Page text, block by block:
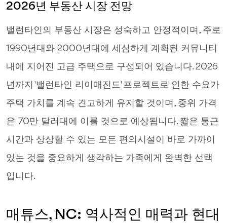
2026년 부동산 시장 전망
밸런타인의 부동산 시장은 성숙하고 안정적이며, 주로
1990년대와 2000년대에 세심하게 계획된 커뮤니티
내에 지어진 고급 주택으로 구성되어 있습니다. 2026
년까지 '밸런타인 리이매진드' 프로젝트로 인한 수요가
주택 가치를 계속 견고하게 유지할 것이며, 중위 가격
은 70만 달러대에 이를 것으로 예상됩니다. 짧은 통근
시간과 상상할 수 있는 모든 편의시설이 바로 가까이
있는 것을 중요하게 생각하는 가족에게 완벽한 선택
입니다.
매튜스, NC: 역사적인 매력과 현대